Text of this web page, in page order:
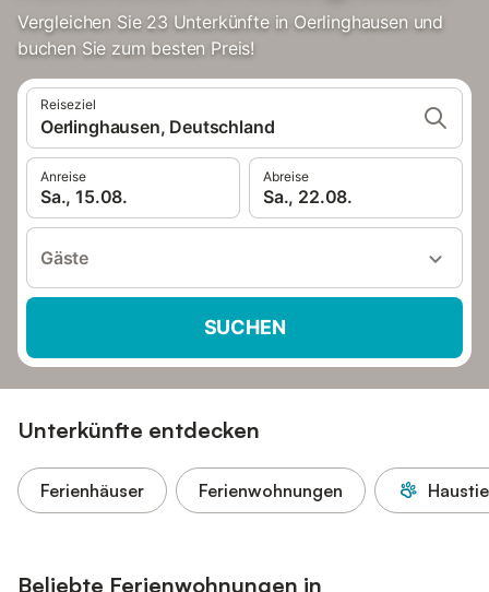
Vergleichen Sie 23 Unterkünfte in Oerlinghausen und
buchen Sie zum besten Preis!
Reiseziel
Oerlinghausen, Deutschland
Anreise
Sa., 15.08.
Abreise
Sa., 22.08.
Gäste
SUCHEN
Unterkünfte entdecken
Ferienhäuser Ferienwohnungen
Beliebte Ferienwohnungen in